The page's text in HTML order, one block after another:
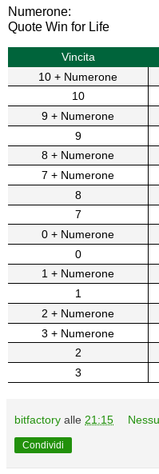
Numerone:
Quote Win for Life
Vincita
10 + Numerone
10
9 + Numerone
9
8 + Numerone
7 + Numerone
8
7
0 + Numerone
0
1 + Numerone
1
2 + Numerone
3 + Numerone
2
3
bitfactory alle 21:15
Condividi